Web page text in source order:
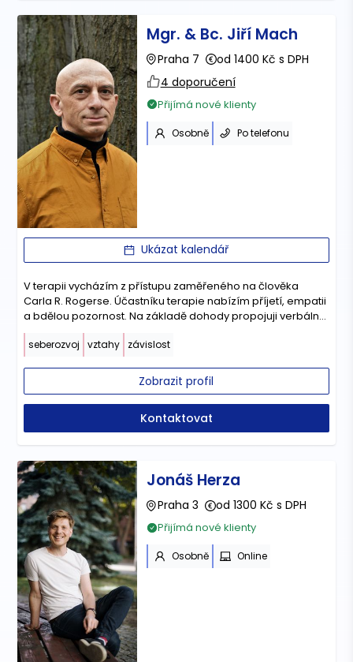
Mgr. & Bc. Jiří Mach
Praha 7
od 1400 Kč s DPH
4 doporučení
Přijímá nové klienty
Osobně Po telefonu
Ukázat kalendář
V terapii vycházím z přístupu zaměřeného na člověka
Carla R. Rogerse. Účastníku terapie nabízím příjetí, empatii
a bdělou pozornost. Na základě dohody propojuji verbální
terapii s arteterapií.
seberozvoj vztahy závislost
Zobrazit profil
Kontaktovat
Jonáš Herza
Praha 3 od 1300 Kč s DPH
Přijímá nové klienty
Osobně Online